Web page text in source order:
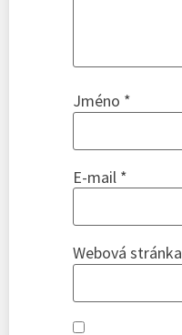
Jméno *
E-mail *
Webová stránka